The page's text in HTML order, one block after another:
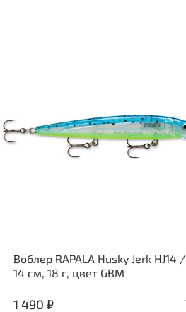
Воблер RAPALA Husky Jerk HJ14 /
14 см, 18 г, цвет GBM
1 490 ₽